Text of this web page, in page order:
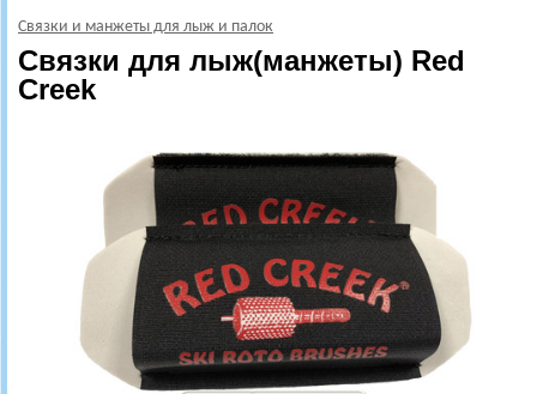
Связки и манжеты для лыж и палок
Связки для лыж(манжеты) Red
Creek